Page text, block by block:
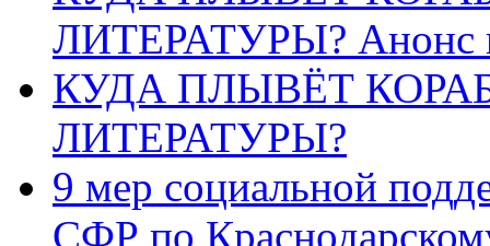
ЛИТЕРАТУРЫ? Анонс
КУДА ПЛЫВЁТ
ЛИТЕРАТУРЫ?
9 мер социальной
СФР по